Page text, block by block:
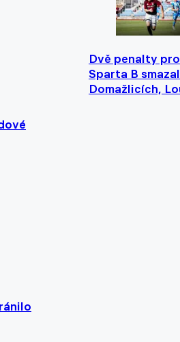
Dvě penalty
Sparta B
Domažlicích,